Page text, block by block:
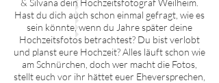
& Silvana dein HochzeitsfotografWeilheim
Hast du dich auch schon einmal gefragt, wie es
sein könnte, wenn du Jahre später deine
Hochzeitsfotos betrachtest? Du bist verlobt
und planst eure Hochzeit? Alles läuft schon wie
am Schnürchen, doch wer macht die Fotos,
stellt euch vor ihr hättet euer Eheversprechen,